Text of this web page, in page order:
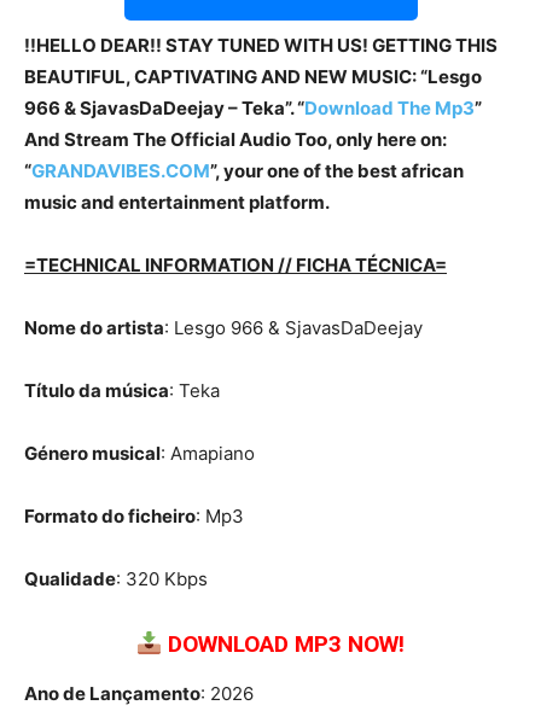
!!HELLO DEAR!! STAY TUNED WITH US! GETTING THIS
BEAUTIFUL, CAPTIVATING AND NEW MUSIC: “Lesgo
966 & SjavasDaDeejay – Teka”. “Download The Mp3”
And Stream The Official Audio Too, only here on:
“GRANDAVIBES.COM”, your one of the best african
music and entertainment platform.
=TECHNICAL INFORMATION // FICHA TÉCNICA=
Nome do artista: Lesgo 966 & SjavasDaDeejay
Título da música: Teka
Género musical: Amapiano
Formato do ficheiro: Mp3
Qualidade: 320 Kbps
DOWNLOAD MP3 NOW!
Ano de Lançamento: 2026